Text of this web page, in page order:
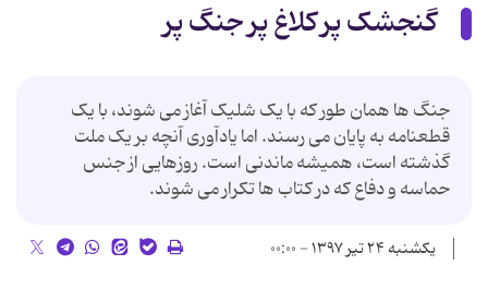
گنجشک پر کلاغ پر جنگ پر
جنگ ها همان طور که با یک شلیک آغاز می شوند، با یک
قطعنامه به پایان می رسند. اما یادآوری آنچه بر یک ملت
گذشته است، همیشه ماندنی است. روزهایی از جنس
حماسه و دفاع که در کتاب ها تکرار می شوند.
یکشنبه ۲۴ تیر ۱۳۹۷ - ۰۰:۰۰